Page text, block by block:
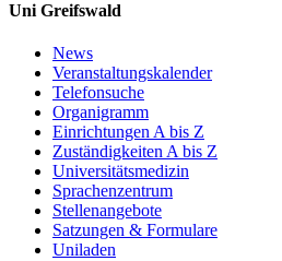
Uni Greifswald
News
Veranstaltungskalender
Telefonsuche
Organigramm
Einrichtungen A bis Z
Zuständigkeiten A bis Z
Universitätsmedizin
Sprachenzentrum
Stellenangebote
Satzungen & Formulare
Uniladen